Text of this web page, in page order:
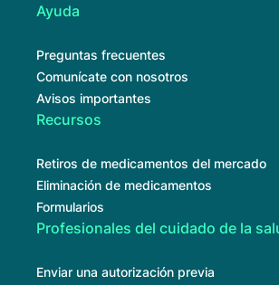
Ayuda
Preguntas frecuentes
Comunícate con nosotros
Avisos importantes
Recursos
Retiros de medicamentos del mercado
Eliminación de medicamentos
Formularios
Profesionales del cuidado de la
Enviar una autorización previa